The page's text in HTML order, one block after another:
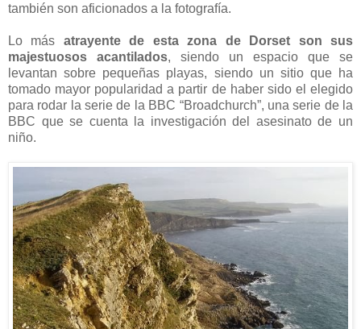
también son aficionados a la fotografía.
Lo más atrayente de esta zona de Dorset son sus
majestuosos acantilados, siendo un espacio que se
levantan sobre pequeñas playas, siendo un sitio que ha
tomado mayor popularidad a partir de haber sido el elegido
para rodar la serie de la BBC “Broadchurch”, una serie de la
BBC que se cuenta la investigación del asesinato de un
niño.